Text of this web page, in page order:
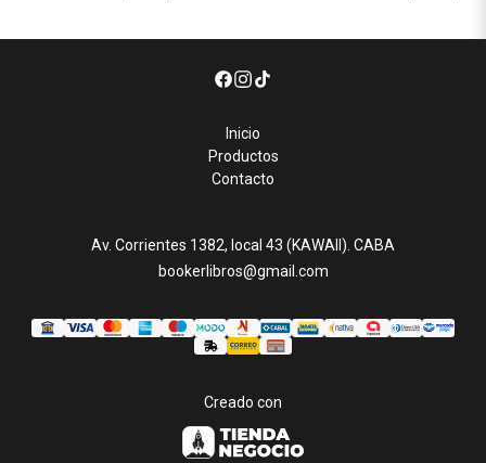
Inicio
Productos
Contacto
Av. Corrientes 1382, local 43 (KAWAII). CABA
bookerlibros@gmail.com
Creado con